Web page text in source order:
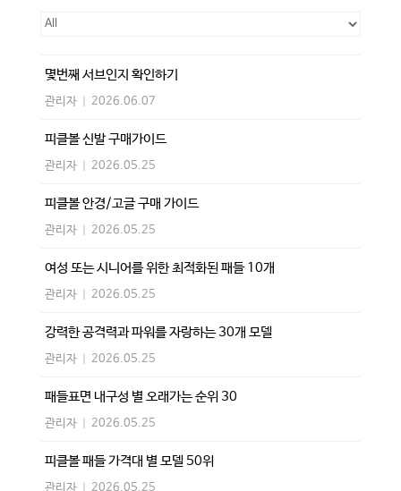
몇번째 서브인지 확인하기
관리자 2026.06.07
피클볼 신발 구매가이드
관리자 2026.05.25
피클볼 안경/고글 구매 가이드
관리자 2026.05.25
여성 또는 시니어를 위한 최적화된 패들 10개
관리자 2026.05.25
강력한 공격력과 파워를 자랑하는 30개 모델
관리자 2026.05.25
패들표면 내구성 별 오래가는 순위 30
관리자 2026.05.25
피클볼 패들 가격대 별 모델 50위
관리자 2026.05.25